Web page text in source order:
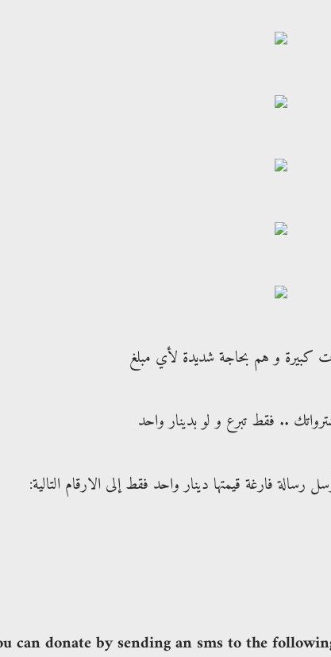
كبيرة و هم بحاجة شديدة لأي مبلغ
.. فقط تبرع و لو بدينار واحد
فارغة قيمتها دينار واحد فقط إلى الارقام التالية:
can donate by sending an sms to the